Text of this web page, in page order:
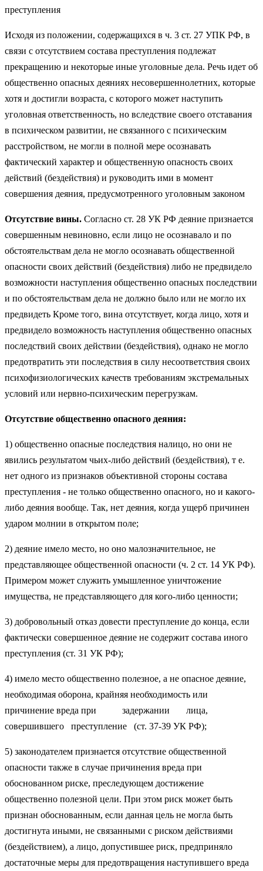
преступления
Исходя из положении, содержащихся в ч. 3 ст. 27 УПК РФ, в
связи с отсутствием состава преступления подлежат
прекращению и некоторые иные уголовные дела. Речь идет об
общественно опасных деяниях несовершеннолетних, которые
хотя и достигли возраста, с которого может наступить
уголовная ответственность, но вследствие своего отставания
в психическом развитии, не связанного с психическим
расстройством, не могли в полной мере осознавать
фактический характер и общественную опасность своих
действий (бездействия) и руководить ими в момент
совершения деяния, предусмотренного уголовным законом
Отсутствие вины. Согласно ст. 28 УК РФ деяние признается
совершенным невиновно, если лицо не осознавало и по
обстоятельствам дела не могло осознавать общественной
опасности своих действий (бездействия) либо не предвидело
возможности наступления общественно опасных последствии
и по обстоятельствам дела не должно было или не могло их
предвидеть Кроме того, вина отсутствует, когда лицо, хотя и
предвидело возможность наступления общественно опасных
последствий своих действии (бездействия), однако не могло
предотвратить эти последствия в силу несоответствия своих
психофизиологических качеств требованиям экстремальных
условий или нервно-психическим перегрузкам.
Отсутствие общественно опасного деяния:
1) общественно опасные последствия налицо, но они не
явились результатом чьих-либо действий (бездействия), т е.
нет одного из признаков объективной стороны состава
преступления - не только общественно опасного, но и какого-
либо деяния вообще. Так, нет деяния, когда ущерб причинен
ударом молнии в открытом поле;
2) деяние имело место, но оно малозначительное, не
представляющее общественной опасности (ч. 2 ст. 14 УК РФ).
Примером может служить умышленное уничтожение
имущества, не представляющего для кого-либо ценности;
3) добровольный отказ довести преступление до конца, если
фактически совершенное деяние не содержит состава иного
преступления (ст. 31 УК РФ);
4) имело место общественно полезное, а не опасное деяние,
необходимая оборона, крайняя необходимость или
причинение вреда при задержании лица,
совершившего преступление (ст. 37-39 УК РФ);
5) законодателем признается отсутствие общественной
опасности также в случае причинения вреда при
обоснованном риске, преследующем достижение
общественно полезной цели. При этом риск может быть
признан обоснованным, если данная цель не могла быть
достигнута иными, не связанными с риском действиями
(бездействием), а лицо, допустившее риск, предприняло
достаточные меры для предотвращения наступившего вреда